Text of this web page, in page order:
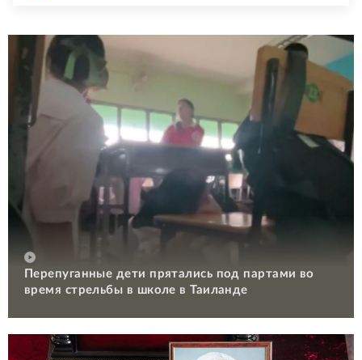
Перепуганные дети прятались под партами во
время стрельбы в школе в Таиланде